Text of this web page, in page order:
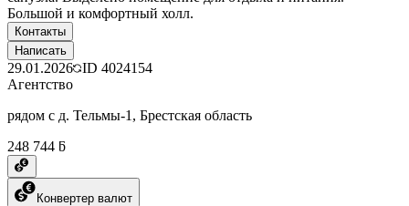
Большой и комфортный холл.
Контакты
Написать
29.01.2026 ID 4024154
Агентство
рядом с д. Тельмы-1, Брестская область
248 744 ƃ
Конвертер валют